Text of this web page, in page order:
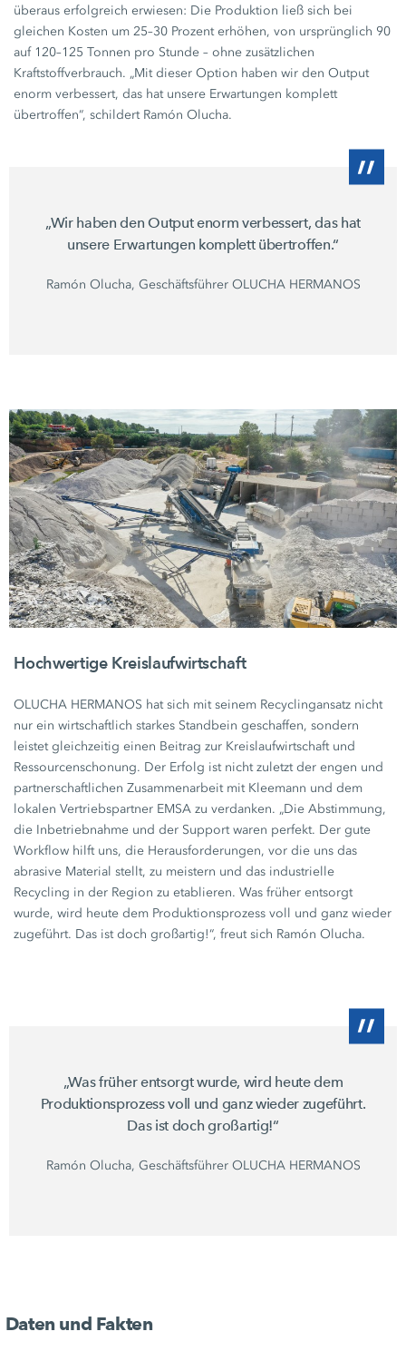
überaus erfolgreich erwiesen: Die Produktion ließ sich bei
gleichen Kosten um25–30 Prozenterhöhen, von ursprünglich 90
auf 120–125 Tonnen pro Stunde – ohne zusätzlichen
Kraftstoffverbrauch. „Mit dieser Option haben wir den Output
enorm verbessert, das hat unsere Erwartungen komplett
übertroffen“, schildert Ramón Olucha.
„Wir haben den Output enorm verbessert, das hat
unsere Erwartungen komplett übertroffen.“
Ramón Olucha, Geschäftsführer OLUCHA HERMANOS
Hochwertige Kreislaufwirtschaft
OLUCHA HERMANOS hat sich mit seinem Recyclingansatz nicht
nur ein wirtschaftlich starkes Standbein geschaffen, sondern
leistet gleichzeitig einen Beitrag zur Kreislaufwirtschaft und
Ressourcenschonung. Der Erfolg ist nicht zuletzt der engen und
partnerschaftlichen Zusammenarbeit mit Kleemann und dem
lokalen Vertriebspartner EMSA zu verdanken. „Die Abstimmung,
die Inbetriebnahme und der Support waren perfekt. Der gute
Workflow hilft uns, die Herausforderungen, vor die uns das
abrasive Material stellt, zu meistern und das industrielle
Recycling in der Region zu etablieren. Was früher entsorgt
wurde, wird heute dem Produktionsprozess voll und ganz wieder
zugeführt. Das ist doch großartig!“, freut sich Ramón Olucha.
„Was früher entsorgt wurde, wird heute dem
Produktionsprozess voll und ganz wieder zugeführt.
Das ist doch großartig!“
Ramón Olucha, Geschäftsführer OLUCHA HERMANOS
Daten und Fakten